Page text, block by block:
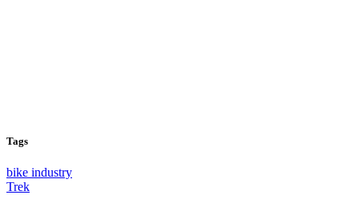
Tags
bike industry
Trek